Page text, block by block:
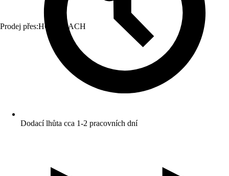
Prodej přes:HORNBACH
Dodací lhůta cca 1-2 pracovních dní